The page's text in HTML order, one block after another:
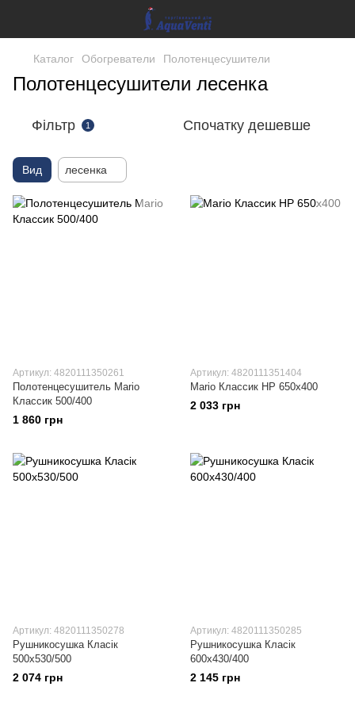
Каталог Обогреватели Полотенцесушители
Полотенцесушители лесенка
Фільтр 1 Спочатку дешевше
Вид лесенка
Артикул: 4820111350261
Полотенцесушитель Mario
Классик 500/400
1 860 грн
Артикул: 4820111351404
Mario Классик НР 650x400
2 033 грн
Артикул: 4820111350278
Рушникосушка Класік
500х530/500
2 074 грн
Артикул: 4820111350285
Рушникосушка Класік
600х430/400
2 145 грн